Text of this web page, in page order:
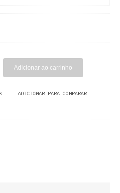
ADICIONAR PARA COMPARAR